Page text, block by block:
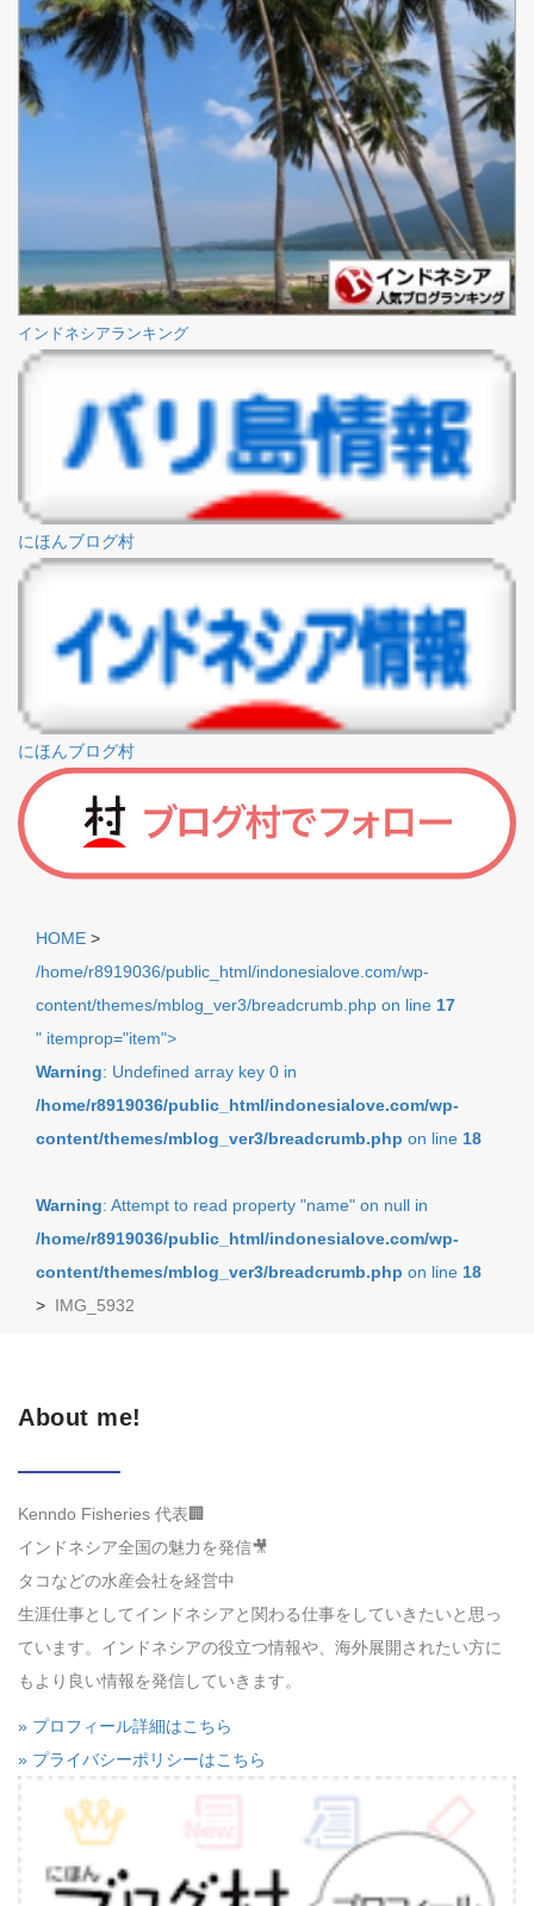
インドネシアランキング
にほんブログ村
にほんブログ村
HOME >
/home/r8919036/public_html/indonesialove.com/wp-
content/themes/mblog_ver3/breadcrumb.php on line 17
" itemprop="item">
Warning: Undefined array key 0 in
/home/r8919036/public_html/indonesialove.com/wp-
content/themes/mblog_ver3/breadcrumb.php on line 18
Warning: Attempt to read property "name" on null in
/home/r8919036/public_html/indonesialove.com/wp-
content/themes/mblog_ver3/breadcrumb.php on line 18
> IMG_5932
About me!
Kenndo Fisheries 代表🏢
インドネシア全国の魅力を発信🎥
タコなどの水産会社を経営中
生涯仕事としてインドネシアと関わる仕事をしていきたいと思っ
ています。インドネシアの役立つ情報や、海外展開されたい方に
もより良い情報を発信していきます。
» プロフィール詳細はこちら
» プライバシーポリシーはこちら